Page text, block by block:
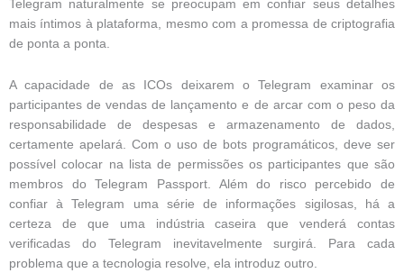
Telegram naturalmente se preocupam em confiar seus detalhes
mais íntimos à plataforma, mesmo com a promessa de criptografia
de ponta a ponta.
A capacidade de as ICOs deixarem o Telegram examinar os
participantes de vendas de lançamento e de arcar com o peso da
responsabilidade de despesas e armazenamento de dados,
certamente apelará. Com o uso de bots programáticos, deve ser
possível colocar na lista de permissões os participantes que são
membros do Telegram Passport. Além do risco percebido de
confiar à Telegram uma série de informações sigilosas, há a
certeza de que uma indústria caseira que venderá contas
verificadas do Telegram inevitavelmente surgirá. Para cada
problema que a tecnologia resolve, ela introduz outro.